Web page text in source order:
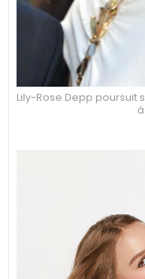
Lily-Rose Depp